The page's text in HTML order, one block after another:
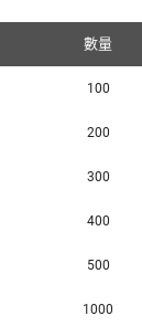
數量
100
200
300
400
500
1000